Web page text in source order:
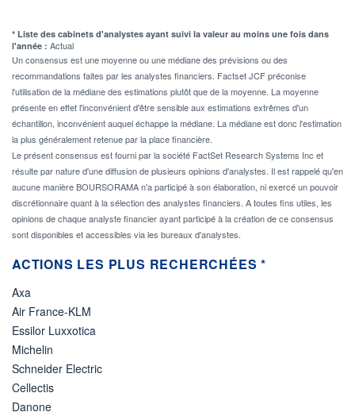
* Liste des cabinets d'analystes ayant suivi la valeur au moins une fois dans
l'année : Actual
Un consensus est une moyenne ou une médiane des prévisions ou des
recommandations faites par les analystes financiers. Factset JCF préconise
l'utilisation de la médiane des estimations plutôt que de la moyenne. La moyenne
présente en effet l'inconvénient d'être sensible aux estimations extrêmes d'un
échantillon, inconvénient auquel échappe la médiane. La médiane est donc l'estimation
la plus généralement retenue par la place financière.
Le présent consensus est fourni par la société FactSet Research Systems Inc et
résulte par nature d'une diffusion de plusieurs opinions d'analystes. Il est rappelé qu'en
aucune manière BOURSORAMA n'a participé à son élaboration, ni exercé un pouvoir
discrétionnaire quant à la sélection des analystes financiers. A toutes fins utiles, les
opinions de chaque analyste financier ayant participé à la création de ce consensus
sont disponibles et accessibles via les bureaux d'analystes.
ACTIONS LES PLUS RECHERCHÉES *
Axa
Air France-KLM
Essilor Luxxotica
Michelin
Schneider Electric
Cellectis
Danone